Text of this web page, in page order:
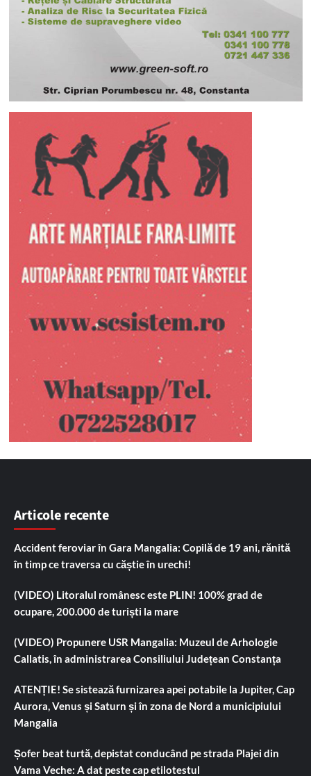
Articole recente
Accident feroviar în Gara Mangalia: Copilă de 19 ani, rănită
în timp ce traversa cu căștie în urechi!
(VIDEO) Litoralul românesc este PLIN! 100% grad de
ocupare, 200.000 de turiști la mare
(VIDEO) Propunere USR Mangalia: Muzeul de Arhologie
Callatis, în administrarea Consiliului Județean Constanța
ATENȚIE! Se sistează furnizarea apei potabile la Jupiter, Cap
Aurora, Venus și Saturn și în zona de Nord a municipiului
Mangalia
Șofer beat turtă, depistat conducând pe strada Plajei din
Vama Veche: A dat peste cap etilotestul